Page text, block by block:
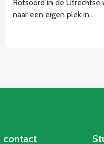
Rotsoord in de Utrechtse
naar een eigen plek in…
contact